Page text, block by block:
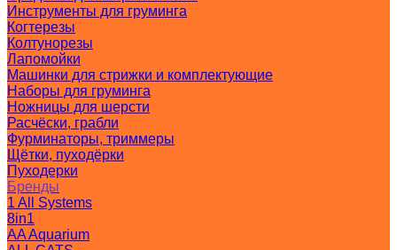
Инструменты для груминга
Когтерезы
Колтунорезы
Лапомойки
Машинки для стрижки и комплектующие
Наборы для груминга
Ножницы для шерсти
Расчёски, грабли
Фурминаторы, триммеры
Щётки, пуходёрки
Пуходерки
Бренды
1 All Systems
8in1
AA Aquarium